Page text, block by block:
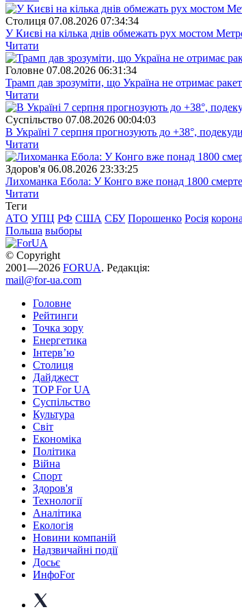
Столиця 07.08.2026 07:34:34
У Києві на кілька днів обмежать рух мостом
Читати
Головне 07.08.2026 06:31:34
Трамп дав зрозуміти, що Україна не отримає
Читати
Суспiльство 07.08.2026 00:04:03
В Україні 7 серпня прогнозують до +38°,
Читати
Здоров'я 06.08.2026 23:33:25
Лихоманка Ебола: У Конго вже понад 1800
Читати
Теги
АТО УПЦ РФ США СБУ Порошенко Росія
Польша выборы
© Copyright
2001—2026 FORUA. Редакція:
mail@for-ua.com
Головне
Рейтинги
Точка зору
Енергетика
Інтерв’ю
Столиця
Дайджест
TOP For UA
Суспiльство
Культура
Світ
Економіка
Політика
Війна
Спорт
Здоров'я
Технології
Аналітика
Екологія
Новини компаній
Надзвичайні події
Досьє
ИнфоFor